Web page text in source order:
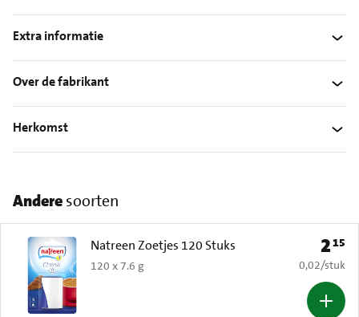
Extra informatie
Over de fabrikant
Herkomst
Anderesoorten
Natreen Zoetjes 120 Stuks
120 x 7.6 g
Prijs:
215
€ 0,02 per
0,02/stuk